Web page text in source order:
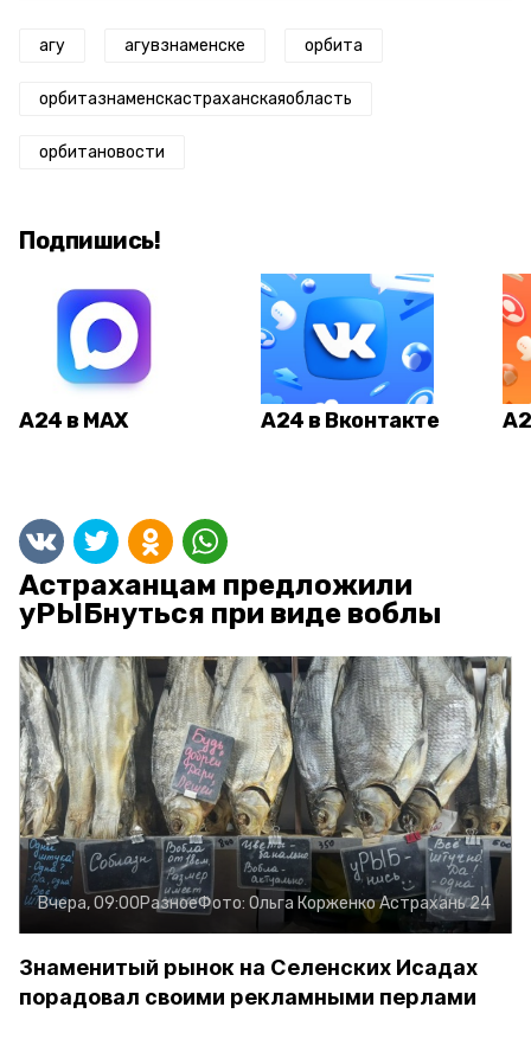
агу агувзнаменске орбита
орбитазнаменскастраханскаяобласть
орбитановости
Подпишись!
А24 в MAX А24 в Вконтакте
Астраханцам предложили
уРЫБнуться при виде воблы
Вчера, 09:00РазноеФото: Ольга КорженкоАстрахань 24
Знаменитый рынок на Селенских Исадах
порадовал своими рекламными перлами